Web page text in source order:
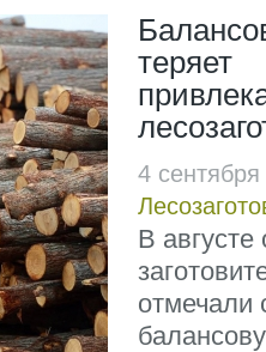
теряет
4
В
отмечали